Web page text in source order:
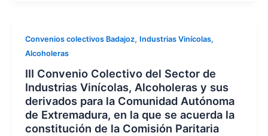
Convenios colectivos Badajoz, Industrias Vinícolas,
Alcoholeras
III Convenio Colectivo del Sector de
Industrias Vinícolas, Alcoholeras y sus
derivados para la Comunidad Autónoma
de Extremadura, en la que se acuerda la
constitución de la Comisión Paritaria